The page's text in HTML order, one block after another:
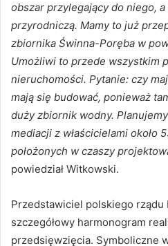
obszar przylegający do niego,
przyrodniczą. Mamy to już
zbiornika Świnna-Poręba w
Umożliwi to przede wszystkim
nieruchomości. Pytanie: czy
mają się budować, ponieważ
duży zbiornik wodny.
mediacji z właścicielami około
położonych w czaszy
powiedział Witkowski.
Przedstawiciel polskiego rządu
szczegółowy harmonogram
przedsięwzięcia. Symboliczne